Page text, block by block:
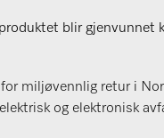
blir
miljøvennlig retur i
og elektronisk